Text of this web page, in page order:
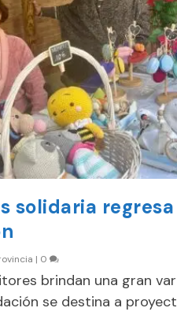
solidaria
| 0
brindan una gran
se destina a